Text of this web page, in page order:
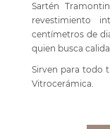
Sartén
revestimiento
centímetros de
quien busca
Sirven para todo
Vitrocerámica.